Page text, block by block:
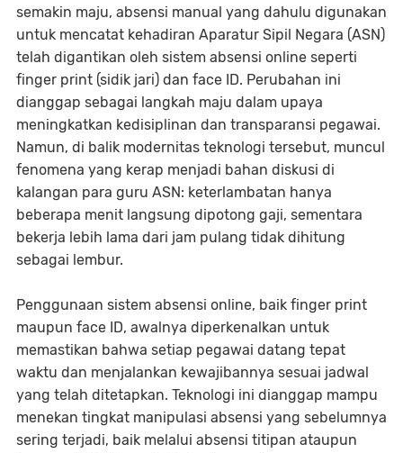
semakin maju, absensi manual yang dahulu digunakan
untuk mencatat kehadiran Aparatur Sipil Negara (ASN)
telah digantikan oleh sistem absensi online seperti
finger print (sidik jari) dan face ID. Perubahan ini
dianggap sebagai langkah maju dalam upaya
meningkatkan kedisiplinan dan transparansi pegawai.
Namun, di balik modernitas teknologi tersebut, muncul
fenomena yang kerap menjadi bahan diskusi di
kalangan para guru ASN: keterlambatan hanya
beberapa menit langsung dipotong gaji, sementara
bekerja lebih lama dari jam pulang tidak dihitung
sebagai lembur.
Penggunaan sistem absensi online, baik finger print
maupun face ID, awalnya diperkenalkan untuk
memastikan bahwa setiap pegawai datang tepat
waktu dan menjalankan kewajibannya sesuai jadwal
yang telah ditetapkan. Teknologi ini dianggap mampu
menekan tingkat manipulasi absensi yang sebelumnya
sering terjadi, baik melalui absensi titipan ataupun